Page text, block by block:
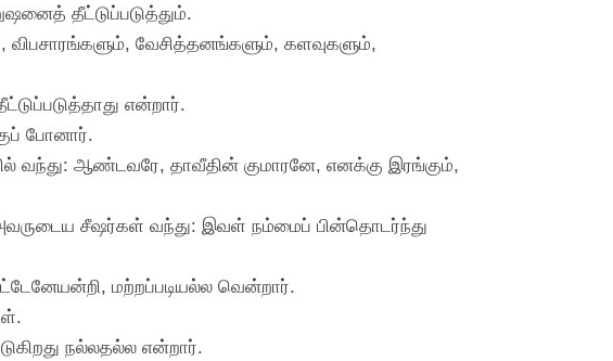
தீட்டுப்படுத்தும்.
வேசித்தனங்களும், களவுகளும்,
என்றார்.
போனார்.
வந்து: ஆண்டவரே, தாவீதின் குமாரனே, எனக்கு இரங்கும்,
சீஷர்கள் வந்து: இவள் நம்மைப் பின்தொடர்ந்து
மற்றப்படியல்ல வென்றார்.
நல்லதல்ல என்றார்.